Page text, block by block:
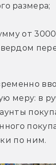
размера;
от
меру: в
по ним.